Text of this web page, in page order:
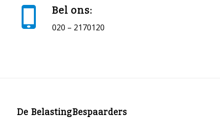
Bel ons:
020 – 2170120
De BelastingBespaarders